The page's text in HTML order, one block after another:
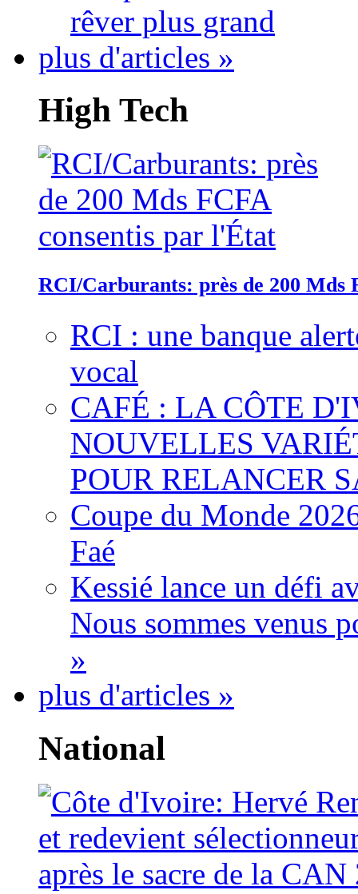
rêver plus grand
plus d'articles »
High Tech
RCI/Carburants: près de 200 Mds
RCI : une banque
vocal
CAFÉ : LA CÔTE
NOUVELLES
POUR RELANCER
Coupe du Monde
Faé
Kessié lance un défi
Nous sommes venus
»
plus d'articles »
National